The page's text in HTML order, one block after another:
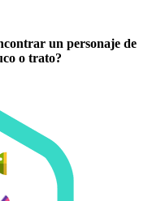
un personaje de
o trato?